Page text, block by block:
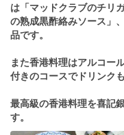
は「マッドクラブのチリ
の熟成黒酢絡みソース」
品です。
また香港料理はアルコー
付きのコースでドリンク
最高級の香港料理を喜記
す。